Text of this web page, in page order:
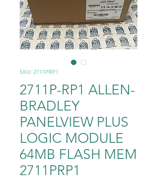
SKU: 2711PRP1
2711P-RP1 ALLEN-
BRADLEY
PANELVIEW PLUS
LOGIC MODULE
64MB FLASH MEM
2711PRP1